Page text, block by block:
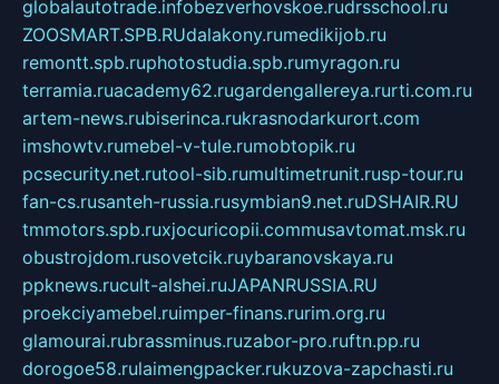
globalautotrade.infobezverhovskoe.rudrsschool.ru
ZOOSMART.SPB.RUdalakony.rumedikijob.ru
remontt.spb.ruphotostudia.spb.rumyragon.ru
terramia.ruacademy62.rugardengallereya.rurti.com.ru
artem-news.rubiserinca.rukrasnodarkurort.com
imshowtv.rumebel-v-tule.rumobtopik.ru
pcsecurity.net.rutool-sib.rumultimetrunit.rusp-tour.ru
fan-cs.rusanteh-russia.rusymbian9.net.ruDSHAIR.RU
tmmotors.spb.ruxjocuricopii.commusavtomat.msk.ru
obustrojdom.rusovetcik.ruybaranovskaya.ru
ppknews.rucult-alshei.ruJAPANRUSSIA.RU
proekciyamebel.ruimper-finans.rurim.org.ru
glamourai.rubrassminus.ruzabor-pro.ruftn.pp.ru
dorogoe58.rulaimengpacker.rukuzova-zapchasti.ru